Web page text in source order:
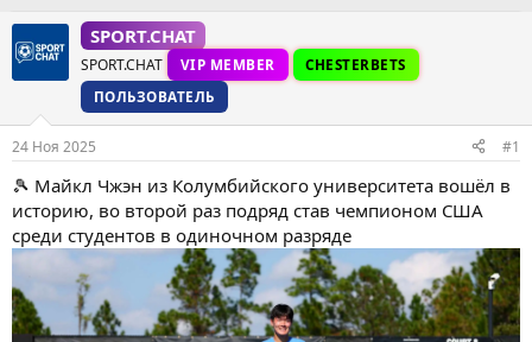
т
о
е
м
ы
т
а
н
а
ч
л
а
SPORT.CHAT
SPORT.CHAT VIP MEMBER
CHESTERBETS
ПОЛЬЗОВАТЕЛЬ
24 Ноя 2025 #1
🎾 Майкл Чжэн из Колумбийского университета вошёл в
историю, во второй раз подряд став чемпионом США
среди студентов в одиночном разряде